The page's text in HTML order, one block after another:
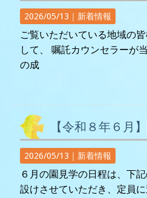
2026/05/13｜ 新着情報
ご覧いただいている地域の
して、 嘱託カウンセラーが
の成
【令和８年６月
2026/05/13｜ 新着情報
６月の園見学の日程は、下
設けさせていただき、定員